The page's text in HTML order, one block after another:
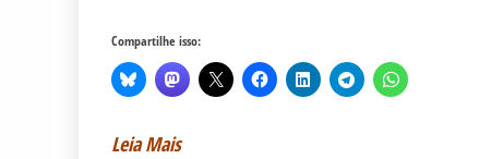
Compartilhe isso:
Leia Mais